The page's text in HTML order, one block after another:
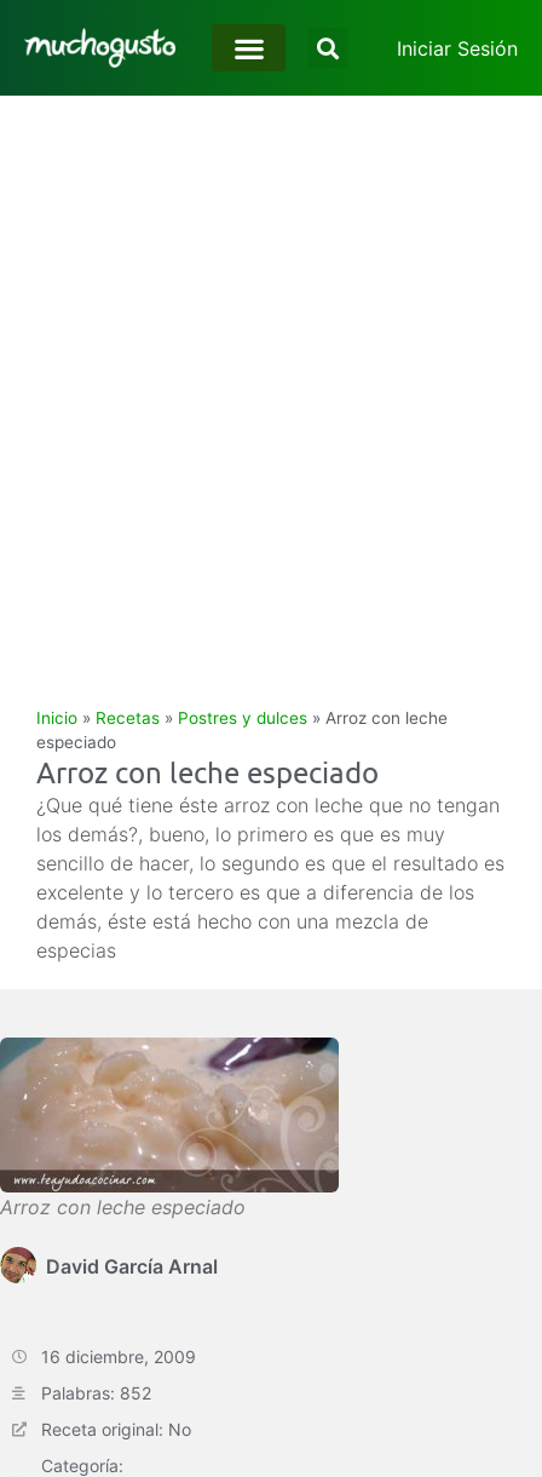
Iniciar Sesión
Inicio » Recetas » Postres y dulces » Arroz con leche
especiado
Arroz con leche especiado
¿Que qué tiene éste arroz con leche que no tengan
los demás?, bueno, lo primero es que es muy
sencillo de hacer, lo segundo es que el resultado es
excelente y lo tercero es que a diferencia de los
demás, éste está hecho con una mezcla de
especias
Arroz con leche especiado
David García Arnal
16 diciembre, 2009
Palabras: 852
Receta original: No
Categoría: